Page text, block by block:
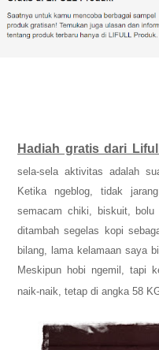
Hadiah gratis dari
sela-sela aktivitas adalah
Ketika ngeblog, tidak
semacam chiki, biskuit,
ditambah segelas kopi
bilang, lama kelamaan saya
Meskipun hobi ngemil, tapi
naik-naik, tetap di angka 58